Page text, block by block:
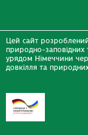
Цей сайт
природно-заповідних
урядом Німеччини
довкілля та